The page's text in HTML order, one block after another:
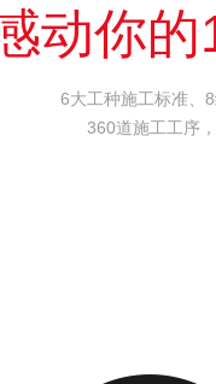
动你的
6大工种施工标准、
360道施工工序